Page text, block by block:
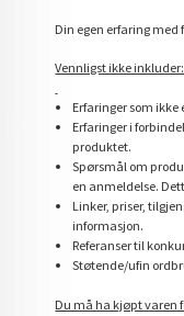
Din egen erfaring
Vennligst ikke inkluder:
Erfaringer som
Erfaringer i
produktet.
Spørsmål om
en anmeldelse.
Linker, priser,
informasjon.
Referanser til
Støtende/ufin
Du må ha kjøpt varen